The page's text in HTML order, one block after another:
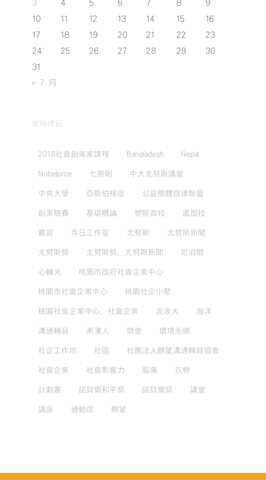
3
4 5 6 7 8
9
10
11 12 13 14 15
16
17
18 19 20 21 22
23
24
25 26 27 28 29
30
31
« 7 月
常用標籤
2018社會創業家課程 Bangladesh Nepal
Nobelprize 七原則 中大尤努斯講堂
中央大學 亞斯伯格症 公益團體自律聯盟
創業競賽 基礎概論 塑膠微粒 孟加拉
實習 寺日工作室 尤努斯 尤努斯新聞
尤努斯獎 尤努斯獎，尤努斯新聞 尼泊爾
心輔犬 桃園市政府社會企業中心
桃園市社會企業中心 桃園社企小聚
桃園社會企業中心，社會企業 流浪犬 海洋
溝通輔具 漸凍人 獎金 環境永續
社企工作坊 社區 社團法人麒望溝通輔具協會
社會企業 社會影響力 腦傷 衣物
計劃書 諾貝爾和平獎 諾貝爾獎 講堂
講座 過動症 麒望